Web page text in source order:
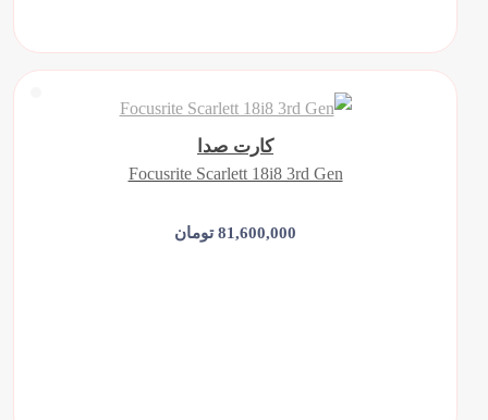
کارت صدا
Focusrite Scarlett 18i8 3rd Gen
81,600,000 تومان